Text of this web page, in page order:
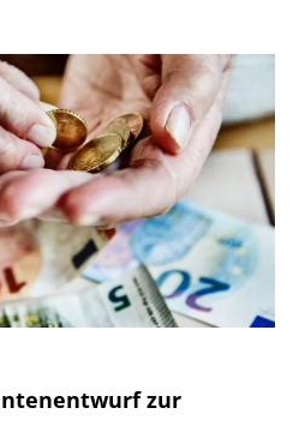
zur